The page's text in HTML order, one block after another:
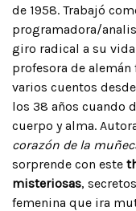
de 1958. Trabajó
programadora/
giro radical a su
profesora de alemán
varios cuentos
los 38 años cuando
cuerpo y alma.
corazón de la
sorprende con este
misteriosas,
femenina que ira